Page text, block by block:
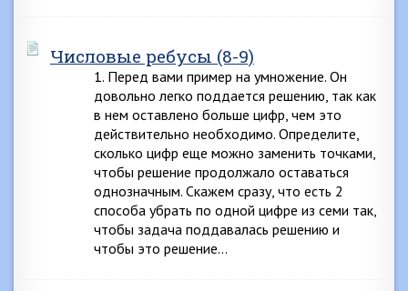
Числовые ребусы (8-9)
1. Перед вами пример на умножение. Он
довольно легко поддается решению, так как
в нем оставлено больше цифр, чем это
действительно необходимо. Определите,
сколько цифр еще можно заменить точками,
чтобы решение продолжало оставаться
однозначным. Скажем сразу, что есть 2
способа убрать по одной цифре из семи так,
чтобы задача поддавалась решению и
чтобы это решение…